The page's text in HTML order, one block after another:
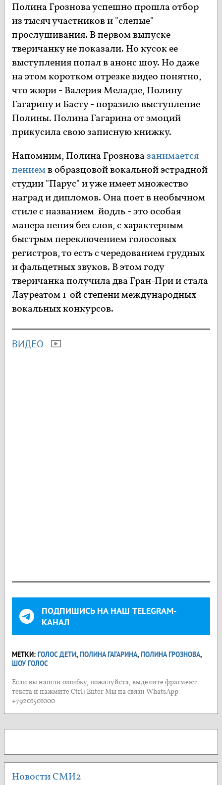
Полина Грознова успешно прошла отбор
из тысяч участников и "слепые"
прослушивания. В первом выпуске
тверичанку не показали. Но кусок ее
выступления попал в анонс шоу. Но даже
на этом коротком отрезке видео понятно,
что жюри - Валерия Меладзе, Полину
Гагарину и Басту - поразило выступление
Полины. Полина Гагарина от эмоций
прикусила свою записную книжку.
Напомним, Полина Грозновазанимается
пениемв образцовой вокальной эстрадной
студии "Парус" и уже имеет множество
наград и дипломов. Она поет в необычном
стиле с названием йодль - это особая
манера пения без слов, с характерным
быстрым переключением голосовых
регистров, то есть с чередованием грудных
и фальцетных звуков. В этом году
тверичанка получила два Гран-При и стала
Лауреатом 1-ой степени международных
вокальных конкурсов.
ВИДЕО
ПОДПИШИСЬ НА НАШ TELEGRAM-
КАНАЛ
МЕТКИ: ГОЛОС ДЕТИ, ПОЛИНА ГАГАРИНА, ПОЛИНА ГРОЗНОВА,
ШОУ ГОЛОС
Если вы нашли ошибку, пожалуйста, выделите фрагмент
текста и нажмите Ctrl+Enter Мы на связи WhatsApp
+79201501000
Новости СМИ2